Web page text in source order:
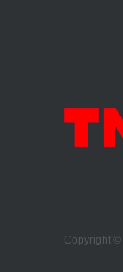
Copyright ©